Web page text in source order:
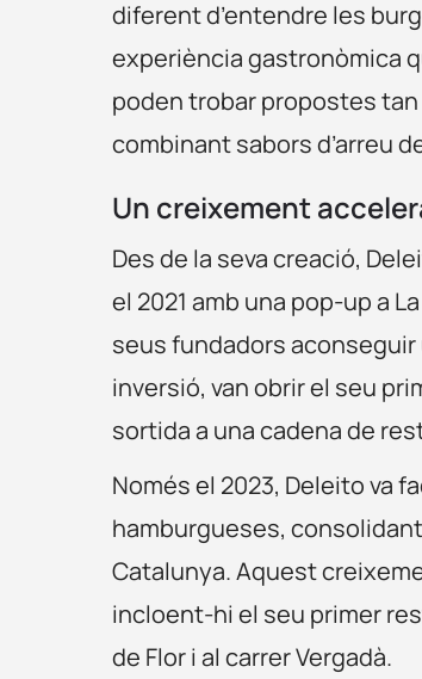
diferent d’entendre les
experiència gastronòmica
poden trobar propostes tan
combinant sabors d’arreu
Un creixement
Des de la seva creació,
el 2021 amb una pop-up a
seus fundadors
inversió, van obrir el seu
sortida a una cadena de
Només el 2023, Deleito va
hamburgueses,
Catalunya. Aquest
incloent-hi el seu primer
de Flor i al carrer Vergadà.